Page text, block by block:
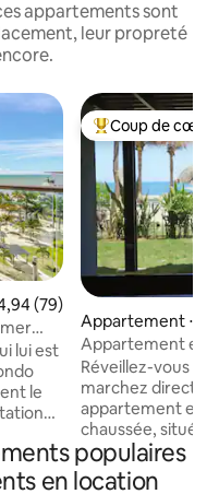
appartements sont
leur propreté
moyenne sur la
(79)
lui est
le
Coups de cœur
Coup de cœur
Appartement ⋅
Appartement en
bord de mer | À
Réveillez-vous au
marchez
appartement en
chaussée, situé
Playa Caracol,
au premier rang à
populaires
en location